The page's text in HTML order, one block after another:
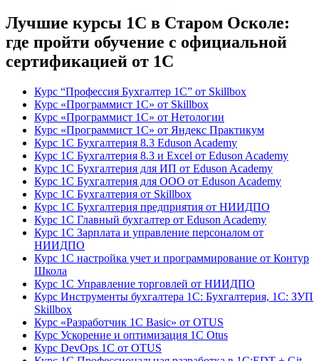
Лучшие курсы 1С в Старом Осколе:
где пройти обучение с официальной
сертификацией от 1С
Курс “Профессия Бухгалтер 1С” от Skillbox
Курс «Программист 1С» от Skillbox
Курс «Программист 1С» от Нетологии
Курс «Программист 1С» от Яндекс Практикум
Курс 1С Бухгалтерия 8.3 Eduson Academy
Курс 1С Бухгалтерия 8.3 и Excel от Eduson Academy
Курс 1С Бухгалтерия для ИП от Eduson Academy
Курс 1С Бухгалтерия для ООО от Eduson Academy
Курс 1С Бухгалтерия от Skillbox
Курс 1С Бухгалтерия предприятия от НИИДПО
Курс 1С Главный бухгалтер от Eduson Academy
Курс 1С Зарплата и управление персоналом от
НИИДПО
Курс 1С настройка учет и программирование от Контур
Школа
Курс 1С Управление торговлей от НИИДПО
Курс Инструменты бухгалтера 1С: Бухгалтерия, 1С: ЗУП
Skillbox
Курс «Разработчик 1С Basic» от OTUS
Курс Ускорение и оптимизация 1С Otus
Курс DevOps 1С от OTUS